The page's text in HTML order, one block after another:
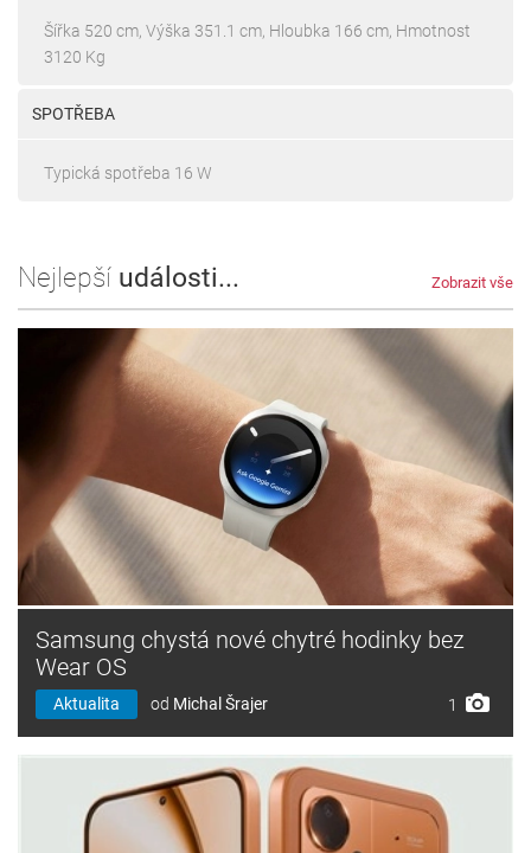
Šířka 520 cm, Výška 351.1 cm, Hloubka 166 cm, Hmotnost
3120 Kg
SPOTŘEBA
Typická spotřeba 16 W
Nejlepší události... Zobrazit vše
Samsung chystá nové chytré hodinky bez
Wear OS
Aktualita od Michal Šrajer 1